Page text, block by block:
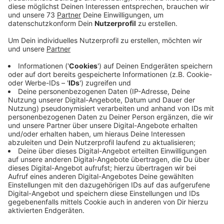
Veröffentlicht:Mittwoch, 10.07.2019 05:30
Am kommenden Sonntag (14. Juli) findet das
Sommerfest des Landhauses Grüneklee in Borken
statt. Das Motto ist dieses Jahr "Zeitreise". Neben
passender Musik von zwei Bands, soll es auch Essen
im Stil der 80er- ud 90er-Jahre geben. Wer von den
Zeitreisenden an der Tombola teilnimmt, hat die
Chance einen Game Boy zu gewinnen.
DIe Veranstaltung beginnt am Sonntag um 12 Uhr und
endet um 18 Uhr im Landhaus Grüneklee in Borken. Der
Eintritt ist frei.
Anzeige